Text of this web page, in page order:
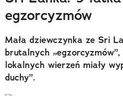
Polecane
egzorcyzmów
Mała dziewczynka ze Sri
brutalnych „egzorcyzmów”,
lokalnych wierzeń miały
duchy”.